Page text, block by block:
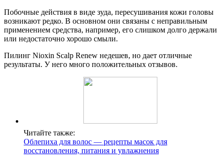
Побочные действия в виде зуда, пересушивания кожи головы
возникают редко. В основном они связаны с неправильным
применением средства, например, его слишком долго держали
или недостаточно хорошо смыли.
Пилинг Nioxin Scalp Renew недешев, но дает отличные
результаты. У него много положительных отзывов.
Читайте также:
Облепиха для волос — рецепты масок для
восстановления, питания и увлажнения